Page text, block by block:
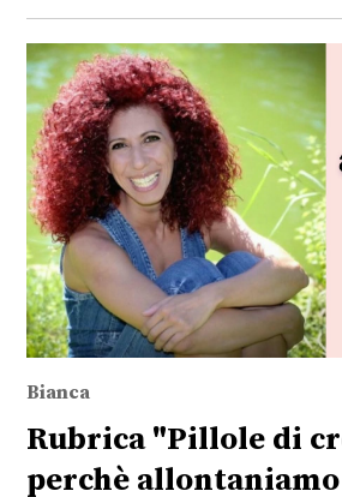
Bianca
Rubrica "Pillole di
perchè